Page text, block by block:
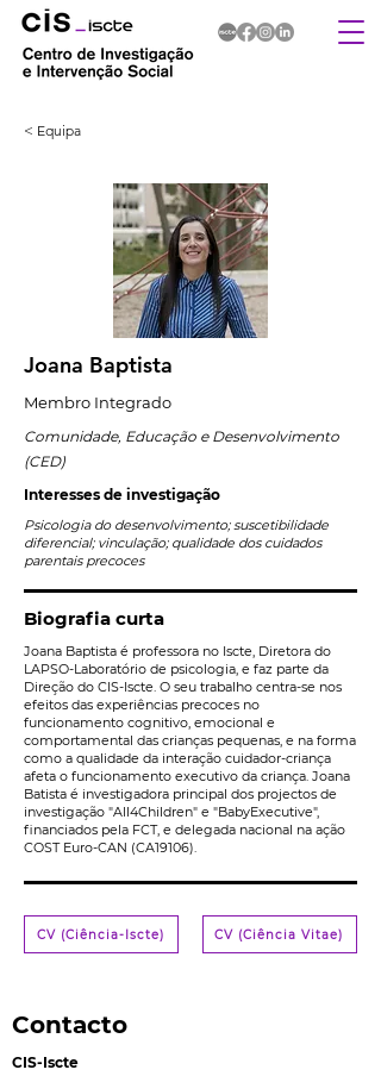
< Equipa
Joana Baptista
Membro Integrado
Comunidade, Educação e Desenvolvimento
(CED)
Interesses de investigação
Psicologia do desenvolvimento; suscetibilidade
diferencial; vinculação; qualidade dos cuidados
parentais precoces
Biografia curta
Joana Baptista é professora no Iscte, Diretora do
LAPSO-Laboratório de psicologia, e faz parte da
Direção do CIS-Iscte. O seu trabalho centra-se nos
efeitos das experiências precoces no
funcionamento cognitivo, emocional e
comportamental das crianças pequenas, e na forma
como a qualidade da interação cuidador-criança
afeta o funcionamento executivo da criança. Joana
Batista é investigadora principal dos projectos de
investigação "All4Children" e "BabyExecutive",
financiados pela FCT, e delegada nacional na ação
COST Euro-CAN (CA19106).
CV (Ciência-Iscte) CV (Ciência Vitae)
Contacto
CIS-Iscte